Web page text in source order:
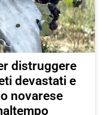
distruggere
devastati e
novarese